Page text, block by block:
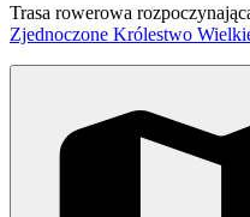
Trasa rowerowa
Zjednoczone Królestwo